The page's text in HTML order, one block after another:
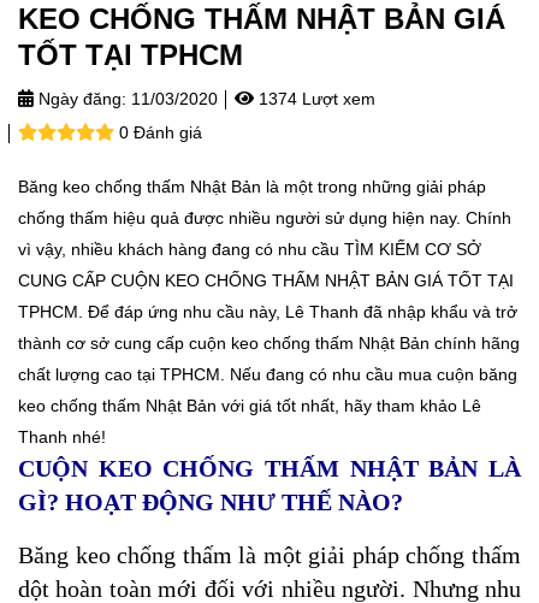
KEO CHỐNG THẤM NHẬT BẢN GIÁ
TỐT TẠI TPHCM
Ngày đăng: 11/03/2020
1374 Lượt xem
0 Đánh giá
Băng keo chống thấm Nhật Bản là một trong những giải pháp
chống thấm hiệu quả được nhiều người sử dụng hiện nay. Chính
vì vậy, nhiều khách hàng đang có nhu cầu TÌM KIẾM CƠ SỞ
CUNG CẤP CUỘN KEO CHỐNG THẤM NHẬT BẢN GIÁ TỐT TẠI
TPHCM. Để đáp ứng nhu cầu này, Lê Thanh đã nhập khẩu và trở
thành cơ sở cung cấp cuộn keo chống thấm Nhật Bản chính hãng
chất lượng cao tại TPHCM. Nếu đang có nhu cầu mua cuộn băng
keo chống thấm Nhật Bản với giá tốt nhất, hãy tham khảo Lê
Thanh nhé!
CUỘN KEO CHỐNG THẤM NHẬT BẢN LÀ
GÌ? HOẠT ĐỘNG NHƯ THẾ NÀO?
Băng keo chống thấm là một giải pháp chống thấm
dột hoàn toàn mới đối với nhiều người. Nhưng nhu